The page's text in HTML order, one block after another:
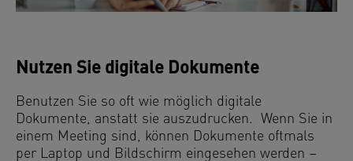
Nutzen Sie digitale Dokumente
Benutzen Sie so oft wie möglich digitale
Dokumente, anstatt sie auszudrucken. Wenn Sie in
einem Meeting sind, können Dokumente oftmals
per Laptop und Bildschirm eingesehen werden –